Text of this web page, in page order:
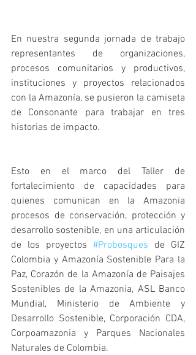
En nuestra segunda jornada de trabajo
representantes de organizaciones,
procesos comunitarios y productivos,
instituciones y proyectos relacionados
con la Amazonía, se pusieron la camiseta
de Consonante para trabajar en tres
historias de impacto.
Esto en el marco del Taller de
fortalecimiento de capacidades para
quienes comunican en la Amazonia
procesos de conservación, protección y
desarrollo sostenible, en una articulación
de los proyectos #Probosques de GIZ
Colombia y Amazonía Sostenible Para la
Paz, Corazón de la Amazonía de Paisajes
Sostenibles de la Amazonia, ASL Banco
Mundial, Ministerio de Ambiente y
Desarrollo Sostenible, Corporación CDA,
Corpoamazonia y Parques Nacionales
Naturales de Colombia.